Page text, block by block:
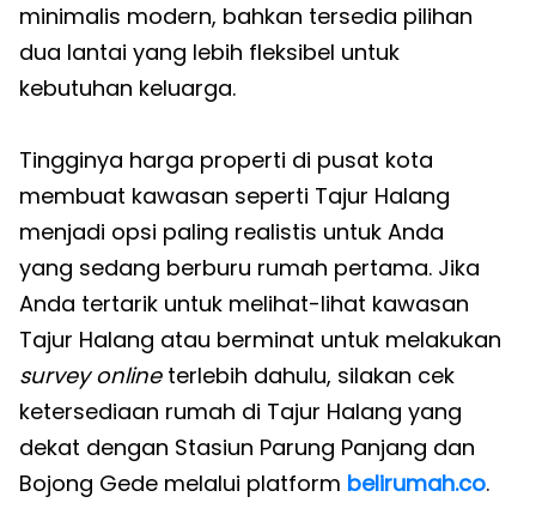
minimalis modern, bahkan tersedia pilihan
dua lantai yang lebih fleksibel untuk
kebutuhan keluarga.
Tingginya harga properti di pusat kota
membuat kawasan seperti Tajur Halang
menjadi opsi paling realistis untuk Anda
yang sedang berburu rumah pertama. Jika
Anda tertarik untuk melihat-lihat kawasan
Tajur Halang atau berminat untuk melakukan
survey onlineterlebih dahulu, silakan cek
ketersediaan rumah di Tajur Halang yang
dekat dengan Stasiun Parung Panjang dan
Bojong Gede melalui platform belirumah.co.